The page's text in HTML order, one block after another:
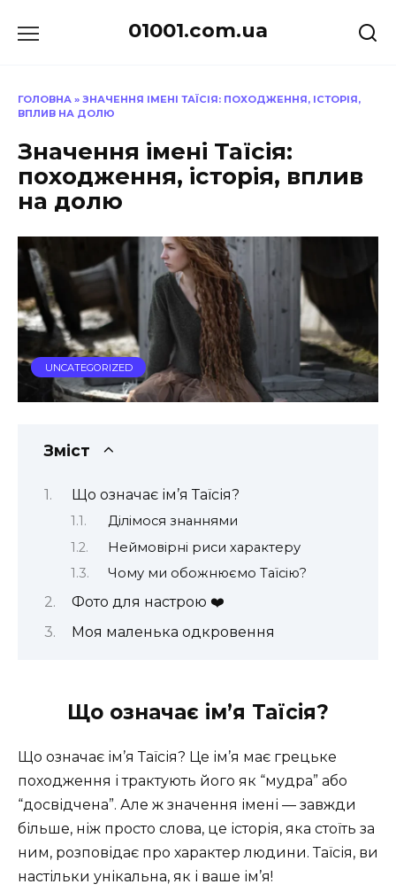
до
01001.com.ua
ГОЛОВНА » ЗНАЧЕННЯ ІМЕНІ ТАЇСІЯ: ПОХОДЖЕННЯ, ІСТОРІЯ,
ВПЛИВ НА ДОЛЮ
Значення імені Таїсія:
походження, історія, вплив
на долю
UNCATEGORIZED
Зміст
Що означає ім’я Таїсія?
Ділімося знаннями
Неймовірні риси характеру
Чому ми обожнюємо Таїсію?
Фото для настрою ❤️
Моя маленька одкровення
Що означає ім’я Таїсія?
Що означає ім’я Таїсія? Це ім’я має грецьке
походження і трактують його як “мудра” або
“досвідчена”. Але ж значення імені — завжди
більше, ніж просто слова, це історія, яка стоїть за
ним, розповідає про характер людини. Таїсія, ви
настільки унікальна, як і ваше ім’я!